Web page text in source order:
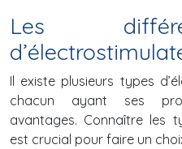
Les
Il existe plusieurs types
chacun ayant ses
avantages. Connaître les
est crucial pour faire un